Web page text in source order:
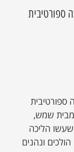
ספורטיבית
ספורטיבית
מבית שמש,
שעשו הליכה
ונהנים